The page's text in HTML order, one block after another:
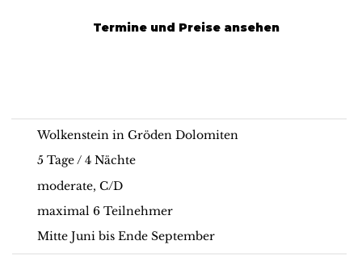
Termine und Preise ansehen
Wolkenstein in Gröden Dolomiten
5 Tage / 4 Nächte
moderate, C/D
maximal 6 Teilnehmer
Mitte Juni bis Ende September